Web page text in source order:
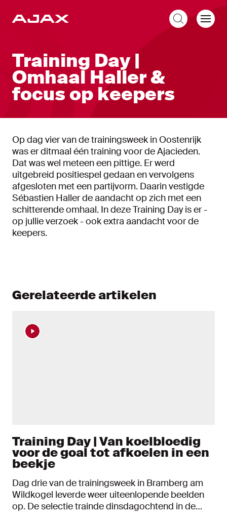
Training Day |
Omhaal Haller &
focus op keepers
Op dag vier van de trainingsweek in Oostenrijk
was er ditmaal één training voor de Ajacieden.
Dat was wel meteen een pittige. Er werd
uitgebreid positiespel gedaan en vervolgens
afgesloten met een partijvorm. Daarin vestigde
Sébastien Haller de aandacht op zich met een
schitterende omhaal. In deze Training Day is er -
op jullie verzoek - ook extra aandacht voor de
keepers.
Gerelateerde artikelen
Training Day | Van koelbloedig
voor de goal tot afkoelen in een
beekje
Dag drie van de trainingsweek in Bramberg am
Wildkogel leverde weer uiteenlopende beelden
op. De selectie trainde dinsdagochtend in de